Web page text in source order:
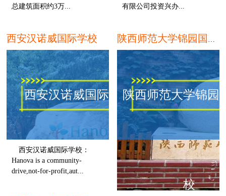
总建筑面积约3万...
有限公司投资兴办...
西安汉诺威国际学校
西安汉诺威国际学校
西安汉诺威国际学校：
Hanova is a community-
drive,not-for-profit,aut...
西安
陕西师范大学锦园
校